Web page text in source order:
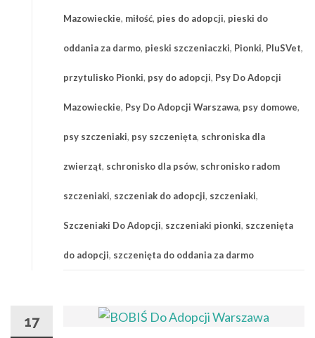
Mazowieckie, miłość, pies do adopcji, pieski do
oddania za darmo, pieski szczeniaczki, Pionki, PluSVet,
przytulisko Pionki, psy do adopcji, Psy Do Adopcji
Mazowieckie, Psy Do Adopcji Warszawa, psy domowe,
psy szczeniaki, psy szczenięta, schroniska dla
zwierząt, schronisko dla psów, schronisko radom
szczeniaki, szczeniak do adopcji, szczeniaki,
Szczeniaki Do Adopcji, szczeniaki pionki, szczenięta
do adopcji, szczenięta do oddania za darmo
17